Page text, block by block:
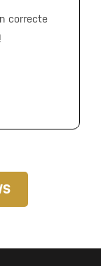
correcte